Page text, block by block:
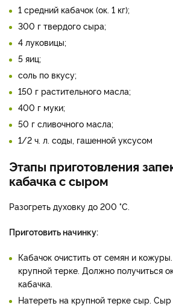
1 средний кабачок (ок. 1 кг);
300 г твердого сыра;
4 луковицы;
5 яиц;
соль по вкусу;
150 г растительного масла;
400 г муки;
50 г сливочного масла;
1/2 ч. л. соды, гашенной уксусом
Этапы приготовления
кабачка с сыром
Разогреть духовку до 200 °C.
Приготовить начинку:
Кабачок очистить от семян и
крупной терке. Должно получиться
кабачка.
Натереть на крупной терке сыр. Сыр